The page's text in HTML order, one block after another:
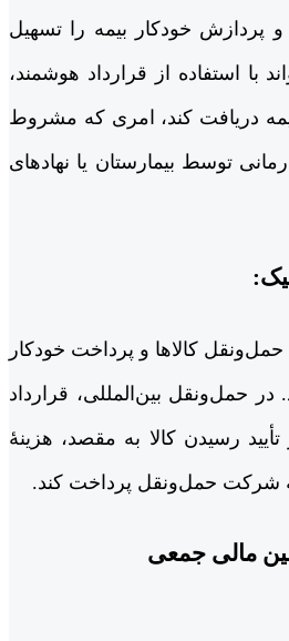
و پردازش خودکار بیمه را تسهیل
با استفاده از قرارداد هوشمند،
دریافت کند، امری که مشروط
توسط بیمارستان یا نهادهای
کالاها و پرداخت خودکار
در حمل‌ونقل بین‌المللی، قرارداد
رسیدن کالا به مقصد، هزینۀ
شرکت حمل‌ونقل پرداخت کند.
مالی جمعی